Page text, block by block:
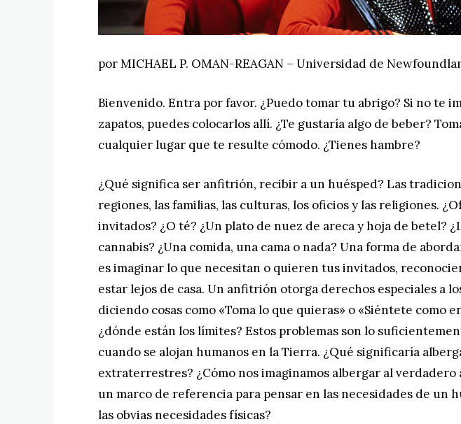
por MICHAEL P. OMAN-REAGAN – Universidad de
Bienvenido. Entra por favor. ¿Puedo tomar tu abrigo? Si no te
zapatos, puedes colocarlos allí. ¿Te gustaría algo de beber?
cualquier lugar que te resulte cómodo. ¿Tienes hambre?
¿Qué significa ser anfitrión, recibir a un huésped? Las
regiones, las familias, las culturas, los oficios y las religiones.
invitados? ¿O té? ¿Un plato de nuez de areca y hoja de betel?
cannabis? ¿Una comida, una cama o nada? Una forma de
es imaginar lo que necesitan o quieren tus invitados,
estar lejos de casa. Un anfitrión otorga derechos especiales a
diciendo cosas como «Toma lo que quieras» o «Siéntete como
¿dónde están los límites? Estos problemas son lo
cuando se alojan humanos en la Tierra. ¿Qué significaría
extraterrestres? ¿Cómo nos imaginamos albergar al verdadero
un marco de referencia para pensar en las necesidades de un
las obvias necesidades físicas?